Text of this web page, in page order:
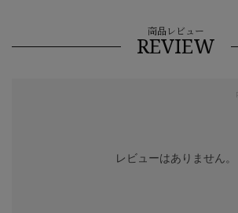
商品レビュー
REVIEW
レビューはありません。